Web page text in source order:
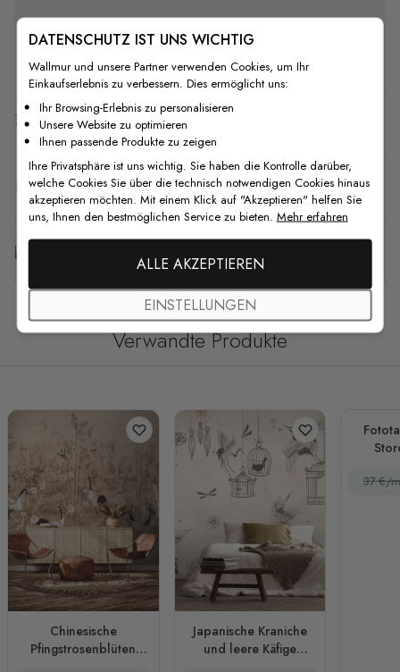
Versand & Rückgabe
F.A.Q
Verwandte Produkte
Chinesische
Pfingstrosenblüten
Japanische Kraniche
und leere Käfige
37 €/
DATENSCHUTZ IST UNS WICHTIG
Wallmur und unsere Partner verwenden Cookies, um Ihr
Einkaufserlebnis zu verbessern. Dies ermöglicht uns:
Ihr Browsing-Erlebnis zu personalisieren
Unsere Website zu optimieren
Ihnen passende Produkte zu zeigen
Ihre Privatsphäre ist uns wichtig. Sie haben die Kontrolle darüber,
welche Cookies Sie über die technisch notwendigen Cookies hinaus
akzeptieren möchten. Mit einem Klick auf "Akzeptieren" helfen Sie
uns, Ihnen den bestmöglichen Service zu bieten. Mehr erfahren
ALLE AKZEPTIEREN
EINSTELLUNGEN